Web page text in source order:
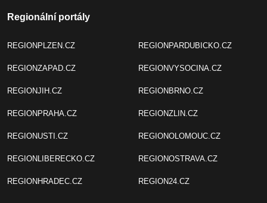
Regionální portály
REGIONPLZEN.CZ
REGIONZAPAD.CZ
REGIONJIH.CZ
REGIONPRAHA.CZ
REGIONUSTI.CZ
REGIONLIBERECKO.CZ
REGIONHRADEC.CZ
REGIONPARDUBICKO.CZ
REGIONVYSOCINA.CZ
REGIONBRNO.CZ
REGIONZLIN.CZ
REGIONOLOMOUC.CZ
REGIONOSTRAVA.CZ
REGION24.CZ